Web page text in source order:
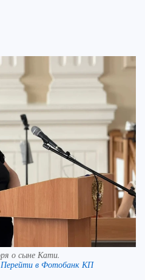
о сыне Кати.
Перейти в Фотобанк КП